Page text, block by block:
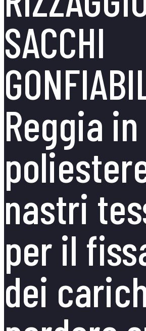
SACCHI
Reggia in
nastri
per il
dei